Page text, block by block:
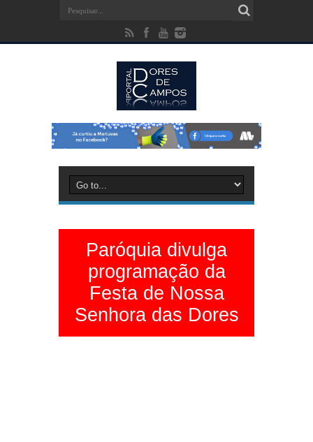
Paróquia divulga
programação da
Festa de Nossa
Senhora das Dores